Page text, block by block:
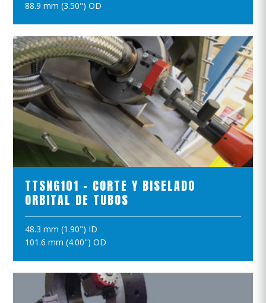
88.9 mm (3.50") OD
TTSNG101 - CORTE Y BISELADO
ORBITAL DE TUBOS
48.3 mm (1.90") ID
101.6 mm (4.00") OD
VER EL PRODUCTO
AÑADIR A LA CESTA